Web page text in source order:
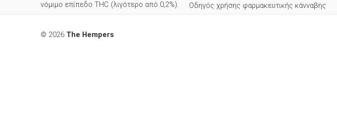
νόμιμο επίπεδο THC (λιγότερο από 0,2%).
Οδηγός χρήσης φαρμακευτικής κάνναβης
© 2026 The Hempers